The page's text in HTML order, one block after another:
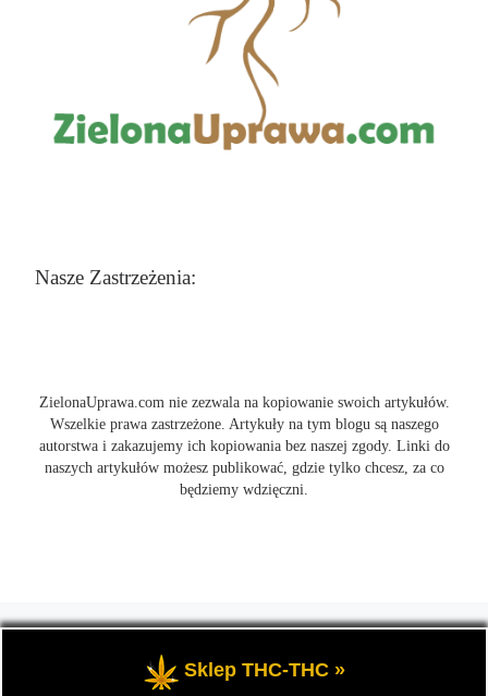
Nasze Zastrzeżenia:
ZielonaUprawa.com nie zezwala na kopiowanie swoich artykułów.
Wszelkie prawa zastrzeżone. Artykuły na tym blogu są naszego
autorstwa i zakazujemy ich kopiowania bez naszej zgody. Linki do
naszych artykułów możesz publikować, gdzie tylko chcesz, za co
będziemy wdzięczni.
wszystko o uprawie i hodowli marihunay, roślin konopi indoor
oraz outdoor.
Sklep THC-THC »